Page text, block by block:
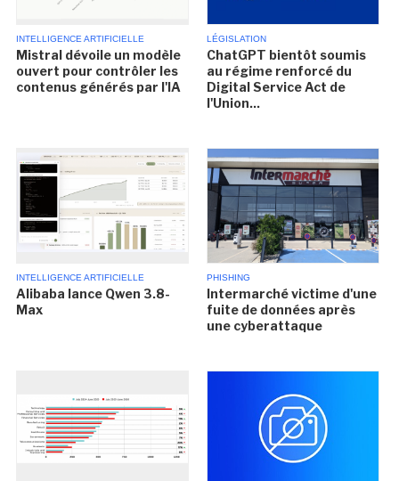
INTELLIGENCE ARTIFICIELLE
Mistral dévoile un modèle
ouvert pour contrôler les
contenus générés par l'IA
LÉGISLATION
ChatGPT bientôt soumis
au régime renforcé du
Digital Service Act de
l'Union...
INTELLIGENCE ARTIFICIELLE
Alibaba lance Qwen 3.8-
Max
PHISHING
Intermarché victime d'une
fuite de données après
une cyberattaque